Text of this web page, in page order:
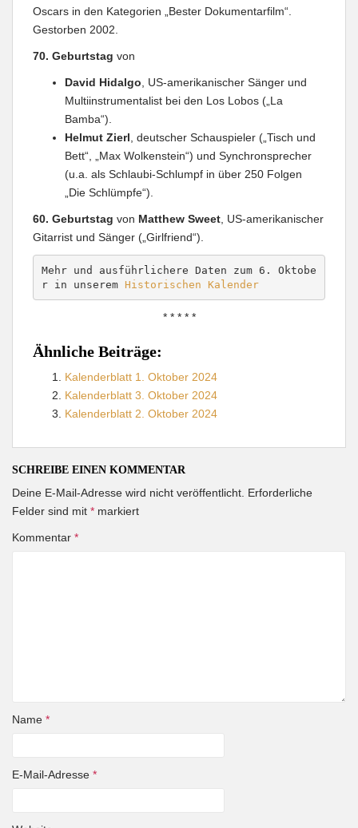
Oscars in den Kategorien „Bester Dokumentarfilm“.
Gestorben 2002.
70. Geburtstag von
David Hidalgo , US-amerikanischer Sänger und
Multiinstrumentalist bei den Los Lobos („La
Bamba“).
Helmut Zierl , deutscher Schauspieler („Tisch und
Bett“, „Max Wolkenstein“) und Synchronsprecher
(u.a. als Schlaubi-Schlumpf in über 250 Folgen
„Die Schlümpfe“).
60. Geburtstag von Matthew Sweet , US-amerikanischer
Gitarrist und Sänger („Girlfriend“).
Mehr und ausführlichere Daten zum 6. Oktobe
r in unserem Historischen Kalender
* * * * *
Ähnliche Beiträge:
Kalenderblatt 1. Oktober 2024
Kalenderblatt 3. Oktober 2024
Kalenderblatt 2. Oktober 2024
SCHREIBE EINEN KOMMENTAR
Deine E-Mail-Adresse wird nicht veröffentlicht. Erforderliche
Felder sind mit * markiert
Kommentar *
Name *
E-Mail-Adresse *